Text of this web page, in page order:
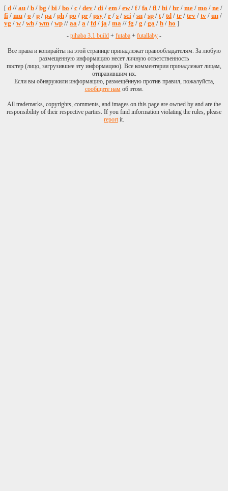
[ d // au / b / bg / bi / bo / c / dev / di / em / ew/ f/ fa / fl / hi / hr / me / mo / ne /
fi / mu / o / p / pa / ph / po / pr / psy / r / s / sci / sn / sp / t/ td / tr / trv / tv / un /
vg / w/ wh / wm / wp // aa / a / fd / ja / ma // fg / g / ga / h / ho ]
- pihaba 3.1 build + futaba + futallaby -
Все права и копирайты на этой странице принадлежат правообладателям. За любую
размещенную информацию несет личную ответственность
постер (лицо, загрузившее эту информацию). Все комментарии принадлежат лицам,
отправившим их.
Если вы обнаружили информацию, размещённую против правил, пожалуйста,
сообщите намоб этом.
All trademarks, copyrights, comments, and images on this page are owned by and are the
responsibility of their respective parties. If you find information violating the rules, please
reportit.